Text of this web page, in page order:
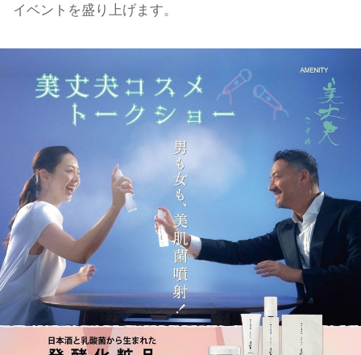
イベントを盛り上げます。